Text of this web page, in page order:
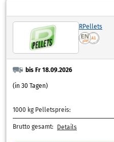
RPellets
bis Fr 18.09.2026
(in 30 Tagen)
1000 kg Pelletspreis:
Brutto gesamt: Details